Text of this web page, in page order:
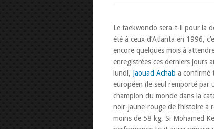
Le taekwondo sera-t-il pour la
été à ceux d’Atlanta en 1996,
encore quelques mois à
enregistrées ces derniers jours
lundi, Jaouad Achab a confirmé
européen (le seul remporté
champion du monde dans la
noir-jaune-rouge de l’histoire
moins de 58 kg, Si Mohamed